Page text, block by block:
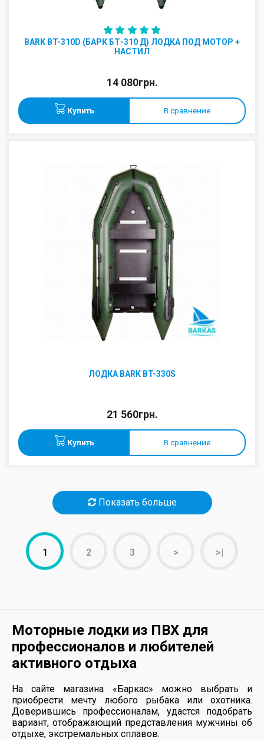
BARK BT-310D (БАРК БТ-310 Д) ЛОДКА ПОД МОТОР +
НАСТИЛ
14 080грн.
Купить В сравнение
ЛОДКА BARK BT-330S
21 560грн.
Купить В сравнение
Показать больше
1 2 3 > >|
Моторные лодки из ПВХ для
профессионалов и любителей
активного отдыха
На сайте магазина «Баркас» можно выбрать и
приобрести мечту любого рыбака или охотника.
Доверившись профессионалам, удастся подобрать
вариант, отображающий представления мужчины об
отдыхе, экстремальных сплавов.